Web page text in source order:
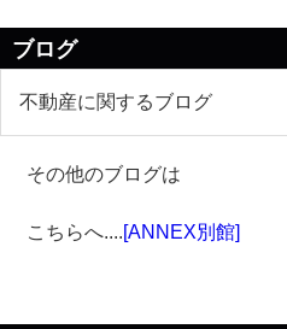
ブログ
不動産に関するブログ
その他のブログは
こちらへ....[ANNEX別館]